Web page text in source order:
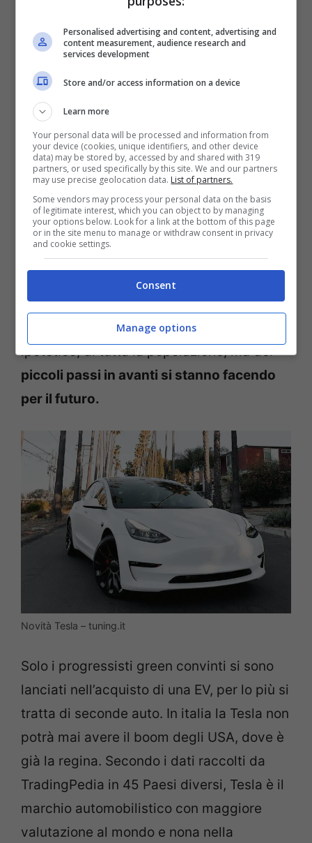
marchio è risultato impressionante, non
solo negli Stati Uniti.
I numeri di vendita della
Tesla
Paesi europei come Italia, Grecia, Spagna
e Portogallo non possono essere
confrontati a Stati con economie
emergenti, ma anche sulle strade non è
così raro veder passare una Tesla. Non c’è
una super rete infrastrutturale di colonnine
in grado di accogliere il fabbisogno,
ipotetico, di tutta la popolazione, ma dei
piccoli passi in avanti si stanno facendo
per il futuro.
Novità Tesla – tuning.it
Solo i progressisti green convinti si sono
lanciati nell’acquisto di una EV, per lo più si
tratta di seconde auto. In italia la Tesla non
potrà mai avere il boom degli USA, dove è
già la regina. Secondo i dati raccolti da
TradingPedia in 45 Paesi diversi, Tesla è il
marchio automobilistico con maggiore
valutazione al mondo e nona nella
Personalised advertising and content, advertising and
content measurement, audience research and
services development
Store and/or access information on a device
Learn more
Your personal data will be processed and information from
your device (cookies, unique identifiers, and other device
data) may be stored by, accessed by and shared with 319
partners, or used specifically by this site. We and our partners
may use precise geolocation data. List of partners.
Some vendors may process your personal data on the basis
of legitimate interest, which you can object to by managing
your options below. Look for a link at the bottom of this page
or in the site menu to manage or withdraw consent in privacy
and cookie settings.
Consent
Manage options